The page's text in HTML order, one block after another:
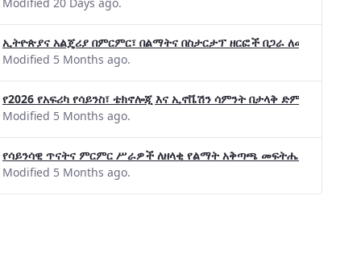
ኢትዮጵያና አልጄሪያ በምርምር፣ በልማትና በስታርታፕ ዘርፎች በጋራ ለመስራት መከሩ፡፡
Modified 5 Months ago.
የ2026 የአፍሪካ የሳይንስ፣ ቴክኖሎጂ እና ኢኖቬሽን ሳምንት በታላቅ ድምቀት
Modified 5 Months ago.
የሳይንሳዊ ጥናትና ምርምር ሥራዎች ለዘላቂ የልማት አቅጣጫ መፍትሔ ጠቋሚ
Modified 5 Months ago.